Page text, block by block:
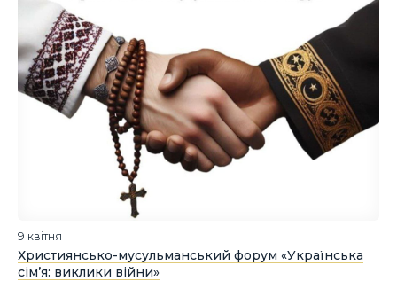
9 квітня
Християнсько-мусульманський форум «Українська
сім’я: виклики війни»